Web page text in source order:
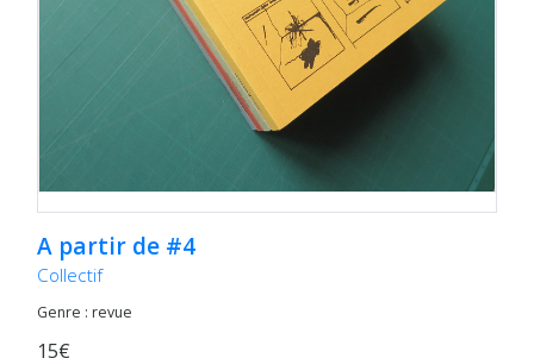
A partir de #4
Collectif
Genre : revue
15€